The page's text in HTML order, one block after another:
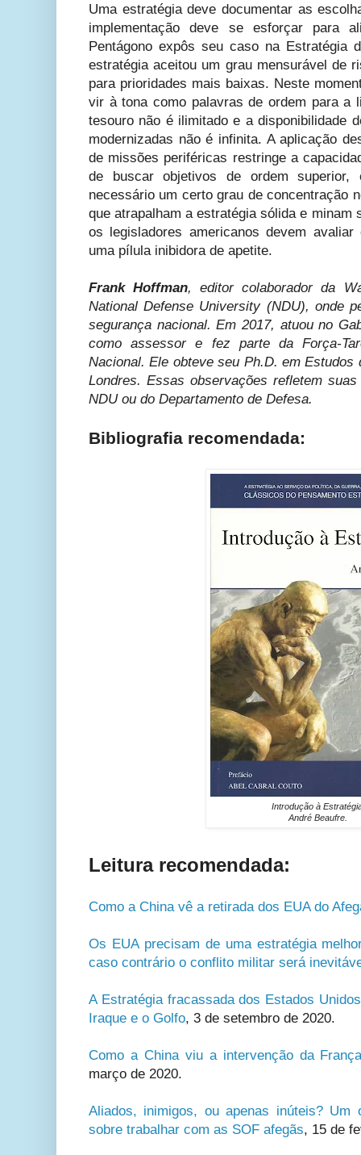
Uma estratégia deve documentar as
implementação deve se esforçar para
Pentágono expôs seu caso na Estratégia
estratégia aceitou um grau mensurável de
para prioridades mais baixas. Neste
vir à tona como palavras de ordem para a
tesouro não é ilimitado e a disponibilidade
modernizadas não é infinita. A aplicação
de missões periféricas restringe a
de buscar objetivos de ordem superior,
necessário um certo grau de concentração
que atrapalham a estratégia sólida e
os legisladores americanos devem
uma pílula inibidora de apetite.
Frank Hoffman, editor colaborador da
National Defense University (NDU), onde
segurança nacional. Em 2017, atuou no
como assessor e fez parte da Força-
Nacional. Ele obteve seu Ph.D. em Estudos
Londres. Essas observações refletem
NDU ou do Departamento de Defesa.
Bibliografia recomendada:
Introdução à
André Beaufre.
Leitura recomendada:
Como a China vê a retirada dos EUA do
Os EUA precisam de uma estratégia
caso contrário o conflito militar será
A Estratégia fracassada dos Estados
Iraque e o Golfo, 3 de setembro de 2020.
Como a China viu a intervenção da
março de 2020.
Aliados, inimigos, ou apenas inúteis? Um
sobre trabalhar com as SOF afegãs, 15 de